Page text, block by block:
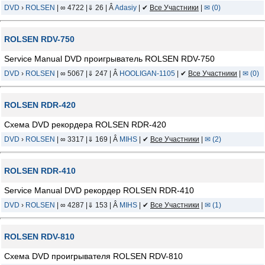
DVD › ROLSEN | ∞ 4722 |⇓ 26 | ÂAdasiy | ✔ Все Участники ✉ (0)
ROLSEN RDV-750
Service Manual DVD проигрыватель ROLSEN RDV-750
DVD › ROLSEN | ∞ 5067 |⇓ 247 | Â HOOLIGAN-1105 | ✔ Все Участники ✉ (0)
ROLSEN RDR-420
Схема DVD рекордера ROLSEN RDR-420
DVD › ROLSEN | ∞ 3317 |⇓ 169 | Â MIHS | ✔ Все Участники ✉ (2)
ROLSEN RDR-410
Service Manual DVD рекордер ROLSEN RDR-410
DVD › ROLSEN | ∞ 4287 |⇓ 153 | Â MIHS | ✔ Все Участники ✉ (1)
ROLSEN RDV-810
Схема DVD проигрывателя ROLSEN RDV-810